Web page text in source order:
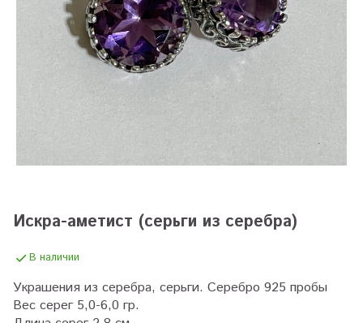
Искра-аметист (серьги из серебра)
В наличии
Украшения из серебра, серьги. Серебро 925 пробы
Вес серег 5,0-6,0 гр.